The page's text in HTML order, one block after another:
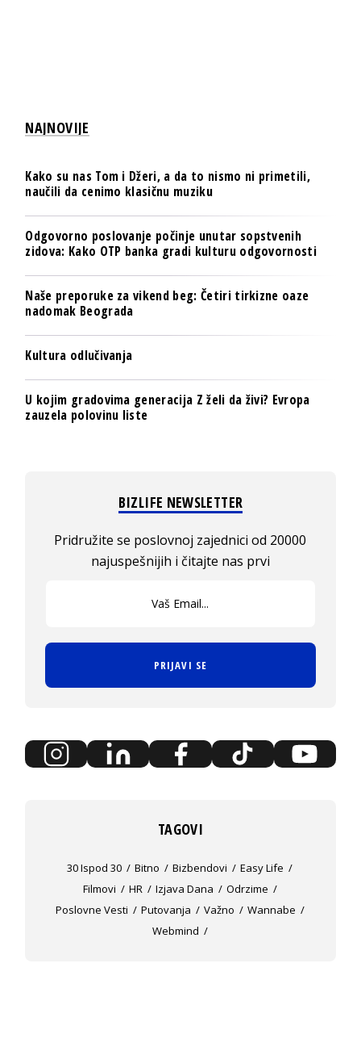
NAJNOVIJE
Kako su nas Tom i Džeri, a da to nismo ni primetili,
naučili da cenimo klasičnu muziku
Odgovorno poslovanje počinje unutar sopstvenih
zidova: Kako OTP banka gradi kulturu odgovornosti
Naše preporuke za vikend beg: Četiri tirkizne oaze
nadomak Beograda
Kultura odlučivanja
U kojim gradovima generacija Z želi da živi? Evropa
zauzela polovinu liste
BIZLIFE NEWSLETTER
Pridružite se poslovnoj zajednici od 20000
najuspešnijih i čitajte nas prvi
PRIJAVI SE
TAGOVI
30 Ispod 30 Bitno Bizbendovi
Easy Life
Filmovi
HR Izjava Dana
Odrzime
Poslovne Vesti
Putovanja Važno
Wannabe
Webmind